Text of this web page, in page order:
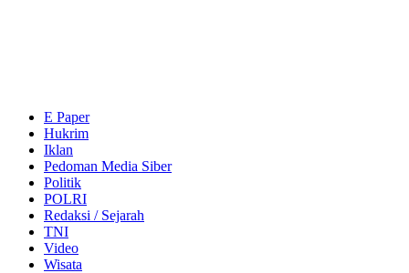
E Paper
Hukrim
Iklan
Pedoman Media Siber
Politik
POLRI
Redaksi / Sejarah
TNI
Video
Wisata